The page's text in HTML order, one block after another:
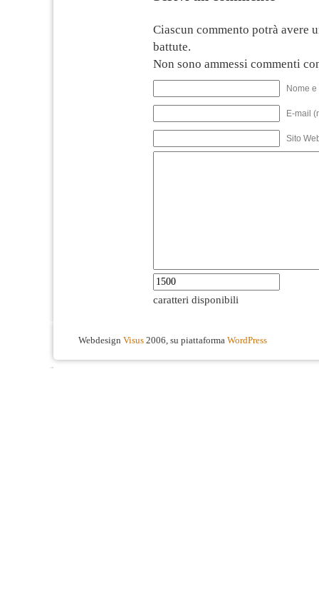
Ciascun commento potrà avere
battute.
Non sono ammessi commenti
Nome
E-mail
Sito
caratteri disponibili
Webdesign Visus 2006, su piattaforma WordPress